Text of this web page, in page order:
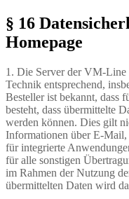
§ 16
Homepage
1. Die Server der VM-Line
Technik entsprechend,
Besteller ist bekannt, dass
besteht, dass übermittelte
werden können. Dies gilt
Informationen über E-Mail,
für integrierte
für alle sonstigen
im Rahmen der Nutzung
übermittelten Daten wird